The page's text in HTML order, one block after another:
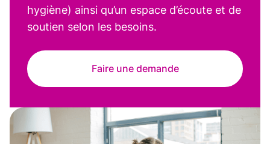
hygiène) ainsi qu’un espace d’écoute et de
soutien selon les besoins.
Faire une demande